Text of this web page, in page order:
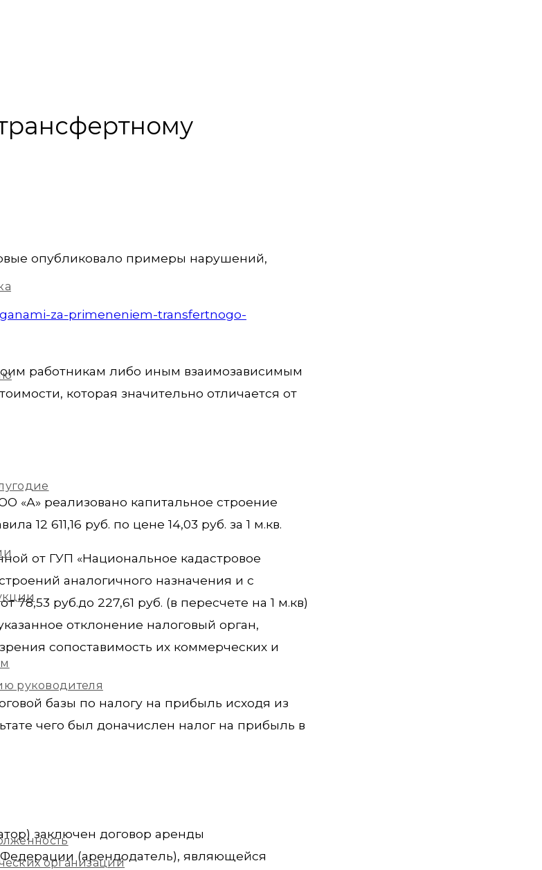
руководителя
организаций
опубликовало примеры нарушений,
za-primeneniem-transfertnogo-
работникам либо иным взаимозависимым
которая значительно отличается от
«А» реализовано капитальное строение
12 611,16 руб. по цене 14,03 руб. за 1 м.кв.
от ГУП «Национальное кадастровое
аналогичного назначения и с
руб.до 227,61 руб. (в пересчете на 1 м.кв)
отклонение налоговый орган,
сопоставимость их коммерческих и
базы по налогу на прибыль исходя из
чего был доначислен налог на прибыль в
заключен договор аренды
(арендодатель), являющейся